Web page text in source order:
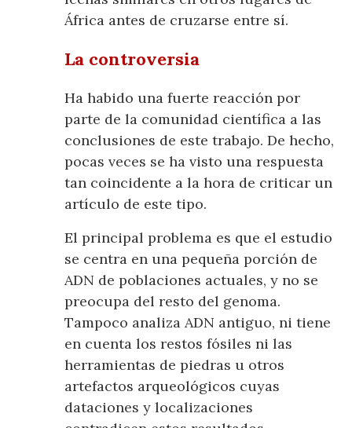
África antes de cruzarse entre sí.
La controversia
Ha habido una fuerte reacción por
parte de la comunidad científica a las
conclusiones de este trabajo. De hecho,
pocas veces se ha visto una respuesta
tan coincidente a la hora de criticar un
artículo de este tipo.
El principal problema es que el estudio
se centra en una pequeña porción de
ADN de poblaciones actuales, y no se
preocupa del resto del genoma.
Tampoco analiza ADN antiguo, ni tiene
en cuenta los restos fósiles ni las
herramientas de piedras u otros
artefactos arqueológicos cuyas
dataciones y localizaciones